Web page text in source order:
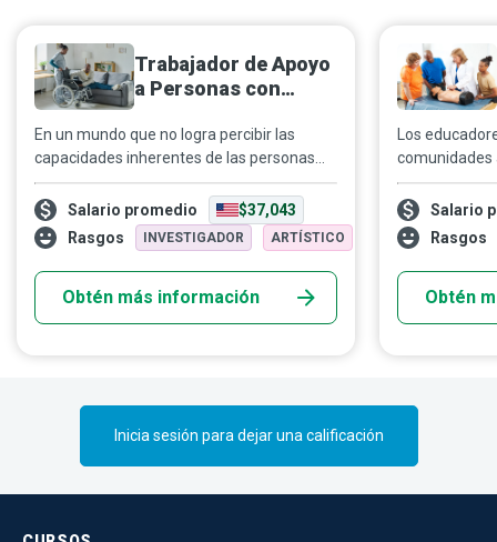
Trabajador de Apoyo
a Personas con
En un mundo que no logra percibir las
capacidades inherentes de las personas
con discapacidad, los trabajadores de
apoyo a personas con discapacidad
cumplen el rol de compañeros,
orientadores, educadores y facilitadores de
relaciones para ayudar a sus clientes a
encontrar realización personal.
Salario promedio
$37,043
Rasgos
INVESTIGADOR ARTÍSTICO
Obtén más información
Los
comunidades
saludables y,
para
Promueven
las personas
para superar
Salario
Rasgos
Obtén
Inicia sesión para dejar una calificación